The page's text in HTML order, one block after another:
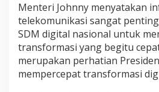
Menteri Johnny menyatakan
telekomunikasi sangat
SDM digital nasional untuk
transformasi yang begitu
merupakan perhatian
mempercepat transformasi